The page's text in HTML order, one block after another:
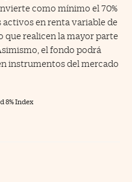
como mínimo el 70%
activos en renta variable de
que realicen la mayor parte
el fondo podrá
instrumentos del mercado
8% Index